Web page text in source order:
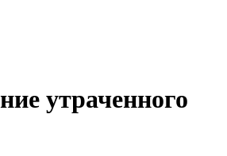
утраченного